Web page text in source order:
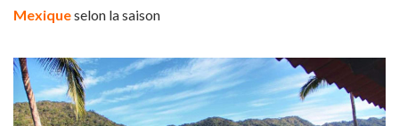
Mexiqueselon la saison